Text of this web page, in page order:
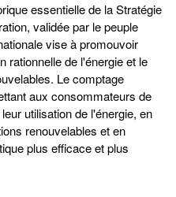
essentielle de la Stratégie
validée par le peuple
vise à promouvoir
rationnelle de l'énergie et le
Le comptage
aux consommateurs de
utilisation de l'énergie, en
renouvelables et en
plus efficace et plus